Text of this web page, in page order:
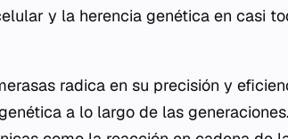
y la herencia genética en casi
radica en su precisión y
a lo largo de las